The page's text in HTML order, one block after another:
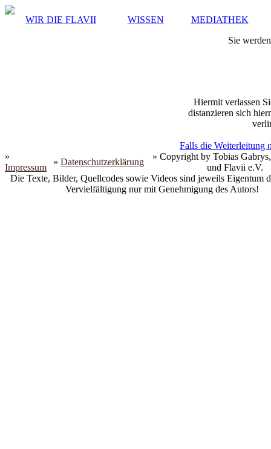
WIR DIE FLAVII WISSEN
MEDIATHEK
Sie
Hiermit verlassen
distanzieren sich
Falls die Weiterleitung
»
Impressum
» Datenschutzerklärung
» Copyright by Tobias
und Flavii e.V.
Die Texte, Bilder, Quellcodes sowie Videos sind jeweils Eigentum
Vervielfältigung nur mit Genehmigung des Autors!